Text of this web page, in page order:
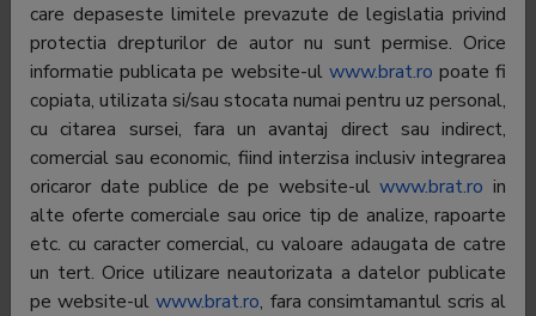
CEO: Laura Elena Cretu
BRAT
representative:
Laura Elena Cretu
Adress
Bucuresti, Sos. Fabrica de Glucoza nr.21,
parter, Sector 2
E-mail: laura.cretu@2222.ro
Regie publicitate: -
care depaseste limitele prevazute de legislatia privind
protectia drepturilor de autor nu sunt permise. Orice
informatie publicata pe website-ul www.brat.ro poate fi
copiata, utilizata si/sau stocata numai pentru uz personal,
cu citarea sursei, fara un avantaj direct sau indirect,
comercial sau economic, fiind interzisa inclusiv integrarea
oricaror date publice de pe website-ulwww.brat.ro in
alte oferte comerciale sau orice tip de analize, rapoarte
etc. cu caracter comercial, cu valoare adaugata de catre
un tert. Orice utilizare neautorizata a datelor publicate
pe website-ulwww.brat.ro, fara consimtamantul scris al